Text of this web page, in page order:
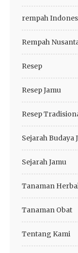
rempah
Rempah
Resep
Resep Jamu
Resep
Sejarah Budaya
Sejarah Jamu
Tanaman
Tanaman Obat
Tentang Kami